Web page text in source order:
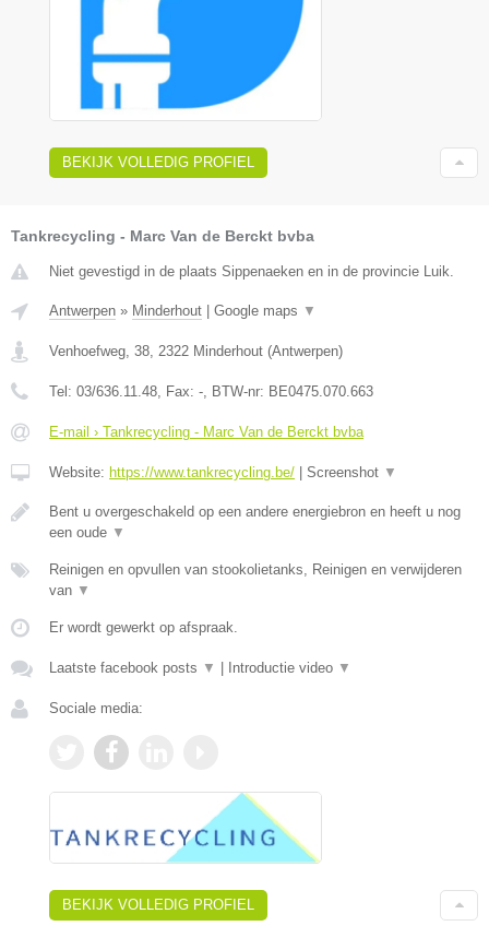
BEKIJK VOLLEDIG PROFIEL
Tankrecycling - Marc Van de Berckt bvba
Niet gevestigd in de plaats Sippenaeken en in de provincie Luik.
Antwerpen » Minderhout | Google maps ▼
Venhoefweg, 38 2322 Minderhout (Antwerpen)
Tel: 03/636.11.48 , Fax: - , BTW-nr: BE0475.070.663
E-mail › Tankrecycling - Marc Van de Berckt bvba
Website: https://www.tankrecycling.be/ | Screenshot ▼
Bent u overgeschakeld op een andere energiebron en heeft u nog
een oude ▼
Reinigen en opvullen van stookolietanks, Reinigen en verwijderen
van ▼
Er wordt gewerkt op afspraak.
Laatste facebook posts ▼ | Introductie video ▼
Sociale media:
BEKIJK VOLLEDIG PROFIEL